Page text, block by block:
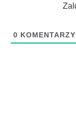
0 KOMENTARZY